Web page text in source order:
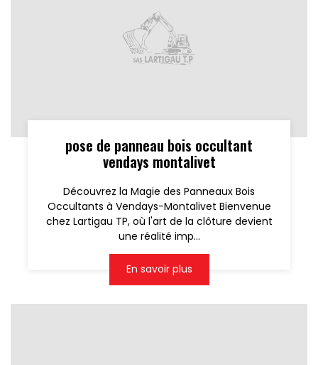
pose de panneau bois occultant
vendays montalivet
Découvrez la Magie des Panneaux Bois
Occultants à Vendays-Montalivet Bienvenue
chez Lartigau TP, où l'art de la clôture devient
une réalité imp...
En savoir plus